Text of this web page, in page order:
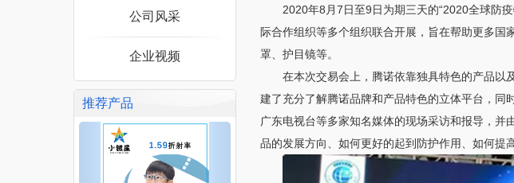
公司风采
企业视频
推荐产品
2020年8 月7日至9日为期三天的“2020全球防
际合作组织等多个组织联合开展，旨在帮助更多国
罩、护目镜等。
在本次交易会上，腾诺依靠独具特色的产品以
建了充分了解腾诺品牌和产品特色的立体平台，同
广东电视台等多家知名媒体的现场采访和报导，
品的发展方向、如何更好的起到防护作用、如何提